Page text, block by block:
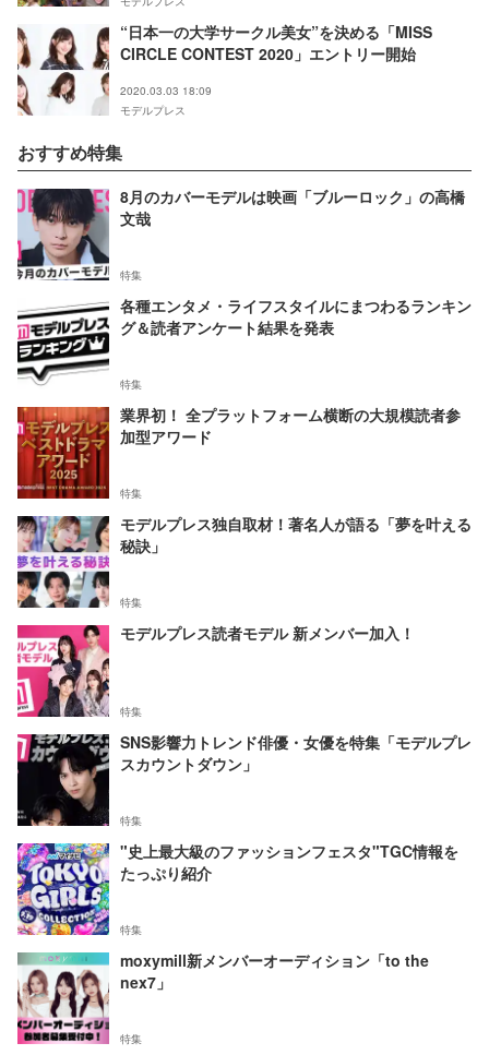
“日本一の大学サークル美女”を決める「MISS
CIRCLE CONTEST 2020」エントリー開始
2020.03.03 18:09
モデルプレス
おすすめ特集
8月のカバーモデルは映画「ブルーロック」の高橋
文哉
特集
各種エンタメ・ライフスタイルにまつわるランキン
グ＆読者アンケート結果を発表
特集
業界初！ 全プラットフォーム横断の大規模読者参
加型アワード
特集
モデルプレス独自取材！著名人が語る「夢を叶える
秘訣」
特集
モデルプレス読者モデル 新メンバー加入！
特集
SNS影響力トレンド俳優・女優を特集「モデルプレ
スカウントダウン」
特集
"史上最大級のファッションフェスタ"TGC情報を
たっぷり紹介
特集
moxymill新メンバーオーディション「to the
nex7」
特集